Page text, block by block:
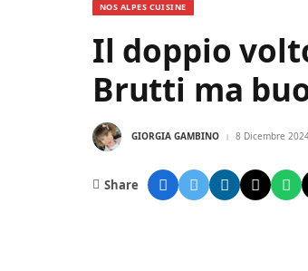
NOS ALPES CUISINE
Il doppio
Brutti ma
GIORGIA GAMBINO 8 Dicembre
Share